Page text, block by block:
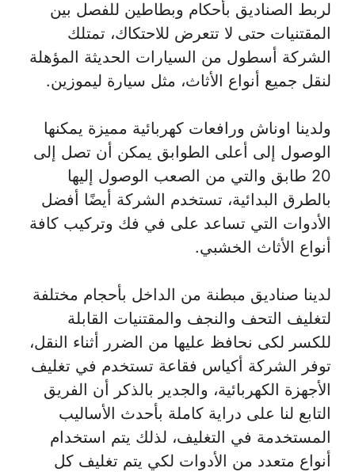
لربط الصناديق بأحكام وبطاطين للفصل بين
المقتنيات حتى لا تتعرض للاحتكاك، تمتلك
الشركة أسطول من السيارات الحديثة المؤهلة
لنقل جميع أنواع الأثاث، مثل سيارة ليموزين.
ولدينا اوناش ورافعات كهربائية مميزة يمكنها
الوصول إلى أعلى الطوابق يمكن أن تصل إلى
20 طابق والتي من الصعب الوصول إليها
بالطرق البدائية، تستخدم الشركة أيضًا أفضل
الأدوات التي تساعد على في فك وتركيب كافة
أنواع الأثاث الخشبي.
لدينا صناديق مبطنة من الداخل بأحجام مختلفة
لتغليف التحف والنجف والمقتنيات القابلة
للكسر لكى نحافظ عليها من الضرر أثناء النقل،
توفر الشركة أكياس فقاعة تستخدم في تغليف
الأجهزة الكهربائية، والجدير بالذكر أن الفريق
التابع لنا على دراية كاملة بأحدث الأساليب
المستخدمة في التغليف، لذلك يتم استخدام
أنواع متعدد من الأدوات لكي يتم تغليف كل